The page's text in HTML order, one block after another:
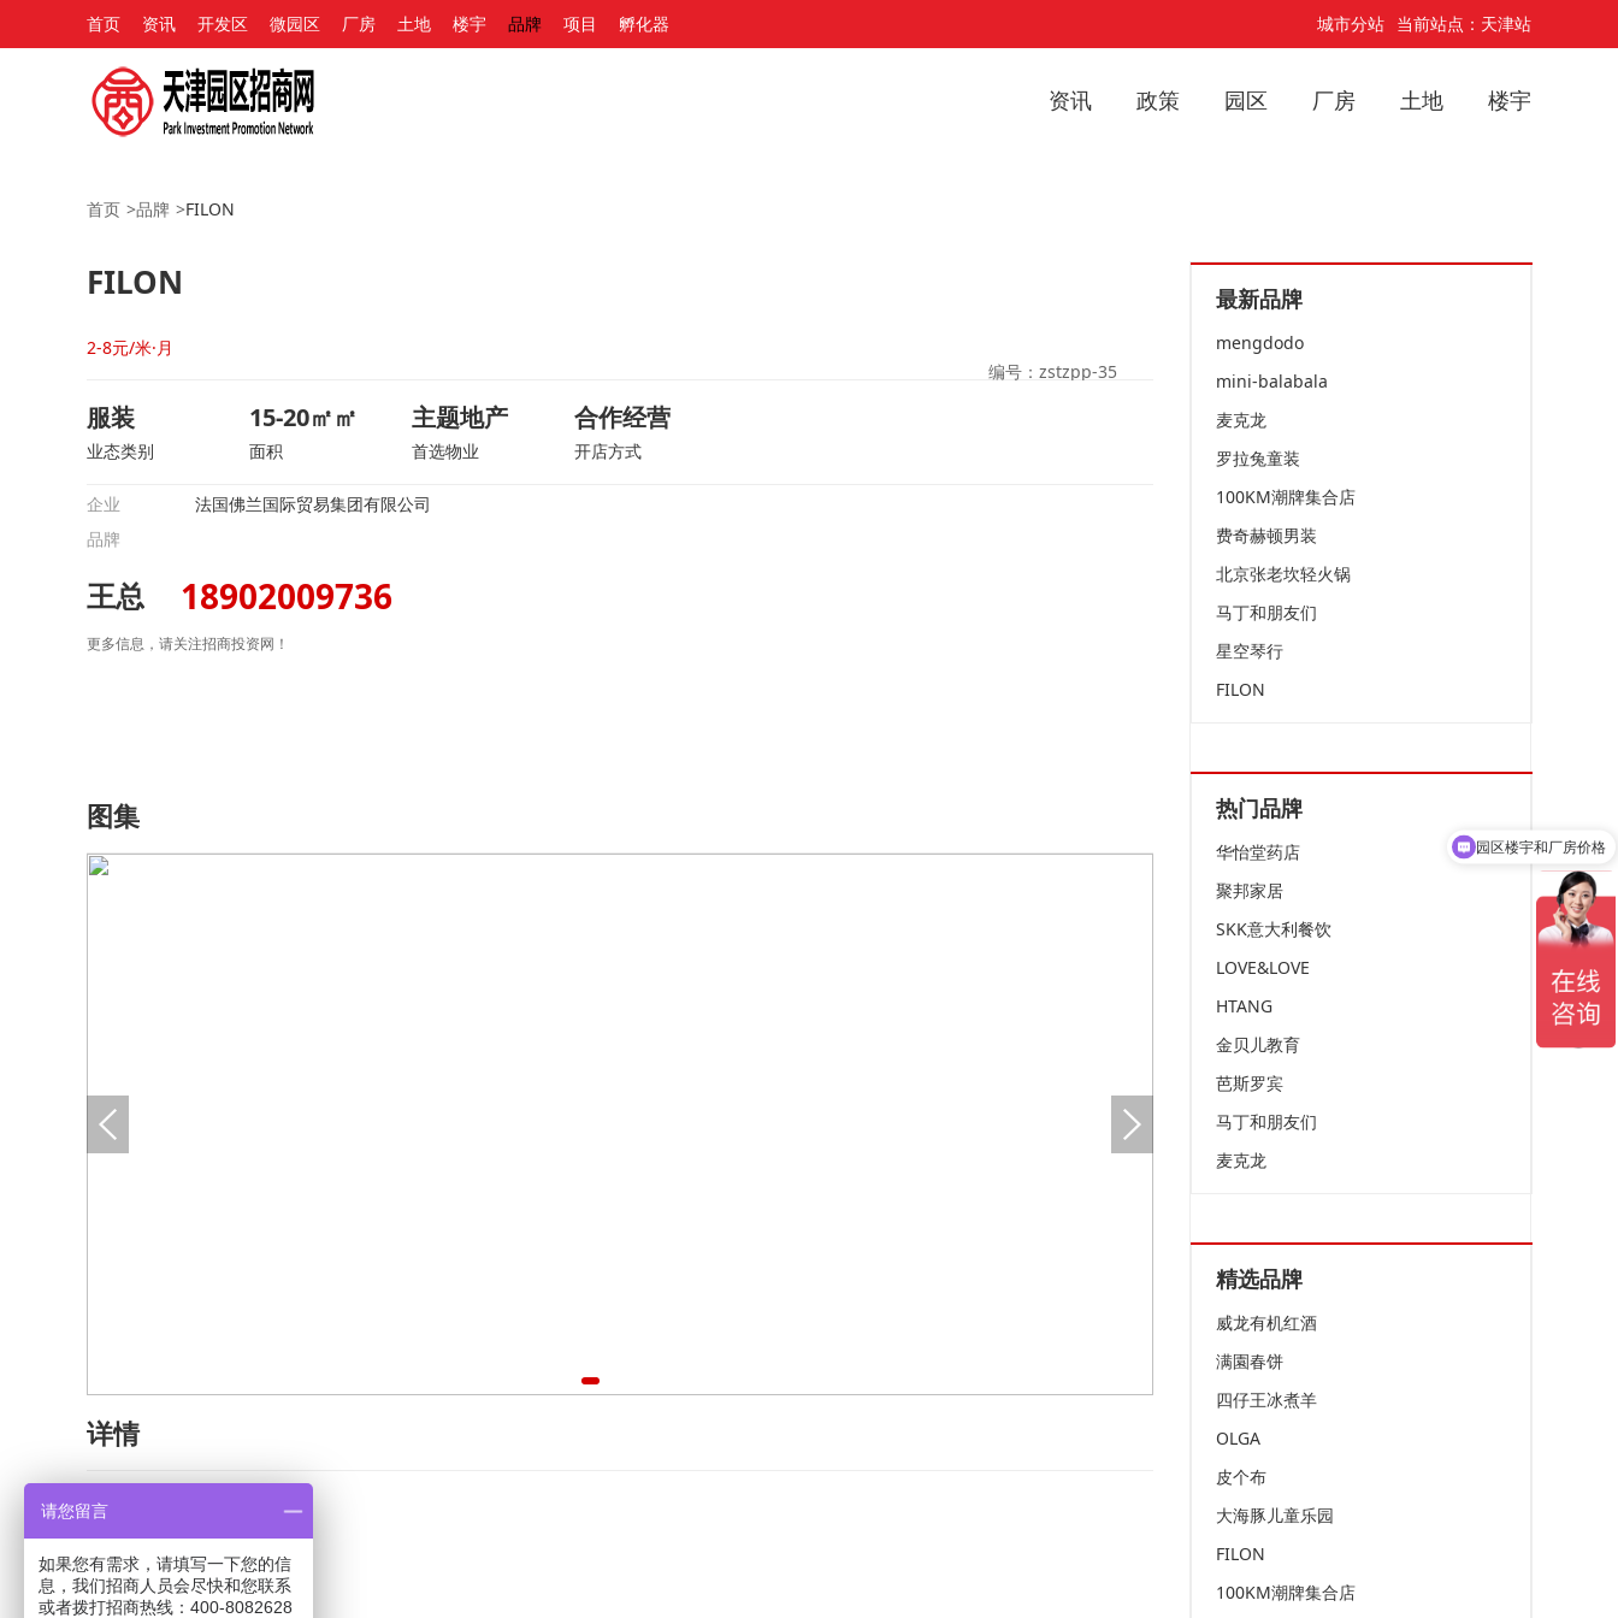
首页 资讯 开发区 微园区 厂房 土地 楼宇 品牌 项目 孵化器 城市分站 当前站点：天津站
资讯 政策 园区 厂房 土地 楼宇
首页 >品牌 >FILON
FILON
2-8元/米·月
编号：zstzpp-35
服装
业态类别
15-20㎡㎡
面积
主题地产
首选物业
合作经营
开店方式
企业
法国佛兰国际贸易集团有限公司
品牌
王总 18902009736
更多信息，请关注招商投资网！
图集
详情
最新品牌
mengdodo
mini-balabala
麦克龙
罗拉兔童装
100KM潮牌集合店
费奇赫顿男装
北京张老坎轻火锅
马丁和朋友们
星空琴行
FILON
热门品牌
华怡堂药店
聚邦家居
SKK意大利餐饮
LOVE&LOVE
HTANG
金贝儿教育
芭斯罗宾
马丁和朋友们
麦克龙
精选品牌
威龙有机红酒
满園春饼
四仔王冰煮羊
OLGA
皮个布
大海豚儿童乐园
FILON
100KM潮牌集合店
园区楼宇和厂房价格
请您留言
如果您有需求，请填写一下您的信
息，我们招商人员会尽快和您联系
或者拨打招商热线：400-8082628